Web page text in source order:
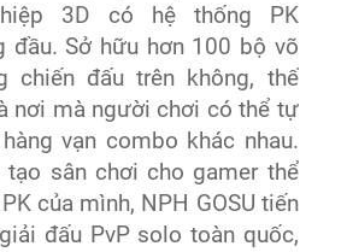
3D có hệ thống PK
đầu. Sở hữu hơn 100 bộ võ
chiến đấu trên không, thế
nơi mà người chơi có thể tự
vạn combo khác nhau.
tạo sân chơi cho gamer thể
của mình, NPH GOSU tiến
đấu PvP solo toàn quốc,